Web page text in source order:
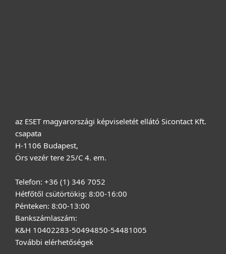
az ESET magyarországi képviseletét ellátó Sicontact Kft.
csapata
H-1106 Budapest,
Örs vezér tere 25/C 4. em.
Telefon: +36 (1) 346 7052
Hétfőtől csütörtökig: 8:00-16:00
Pénteken: 8:00-13:00
Bankszámlaszám:
K&H 10402283-50494850-54481005
További elérhetőségek